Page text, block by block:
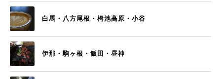
白馬・八方尾根・栂池高原・小谷
伊那・駒ヶ根・飯田・昼神